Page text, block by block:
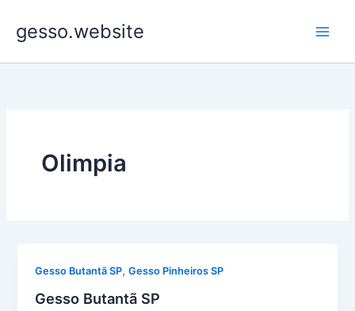
para
conteúdo
gesso.website
Olimpia
Gesso Butantã SP,Gesso Pinheiros SP
Gesso Butantã SP